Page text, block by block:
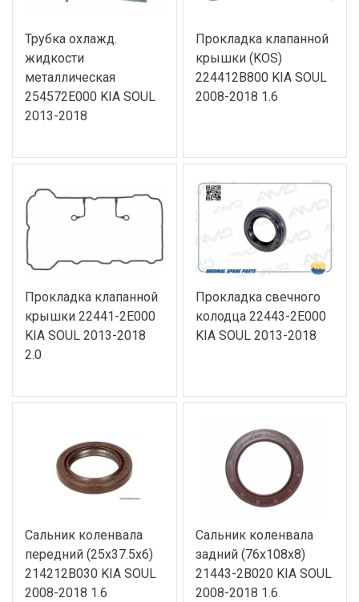
Трубка охлажд.
жидкости
металлическая
254572E000 KIA SOUL
2013-2018
Прокладка клапанной
крышки (KOS)
224412B800 KIA SOUL
2008-2018 1.6
Прокладка клапанной
крышки 22441-2E000
KIA SOUL 2013-2018
2.0
Прокладка свечного
колодца 22443-2E000
KIA SOUL 2013-2018
Сальник коленвала
передний (25x37.5x6)
214212B030 KIA SOUL
2008-2018 1.6
Сальник коленвала
задний (76x108x8)
21443-2B020 KIA SOUL
2008-2018 1.6